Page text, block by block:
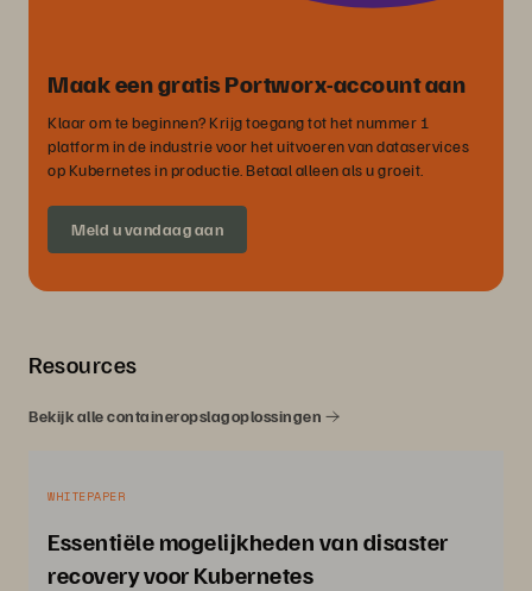
Maak een gratis Portworx-account aan
Klaar om te beginnen? Krijg toegang tot het nummer 1
platform in de industrie voor het uitvoeren van dataservices
op Kubernetes in productie. Betaal alleen als u groeit.
Meld u vandaag aan
Resources
Bekijk alle containeropslagoplossingen
WHITEPAPER
Essentiële mogelijkheden van disaster
recovery voor Kubernetes